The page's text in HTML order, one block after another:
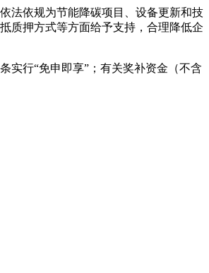
法依规为节能降碳项目、设备更新和技
质押方式等方面给予支持，合理降低企
行“免申即享”；有关奖补资金（不含